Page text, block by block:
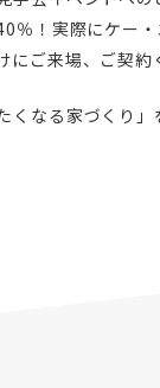
％！実際にケー
にご来場、ご契約
くなる家づくり